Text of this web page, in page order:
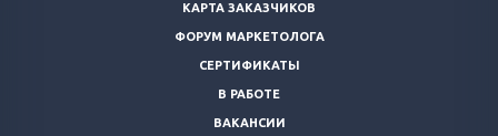
КАРТА ЗАКАЗЧИКОВ
ФОРУМ МАРКЕТОЛОГА
СЕРТИФИКАТЫ
В РАБОТЕ
ВАКАНСИИ